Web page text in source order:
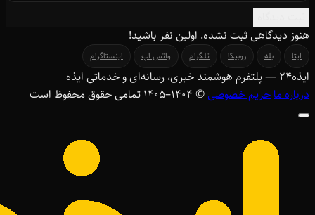
هنوز دیدگاهی ثبت نشده. اولین نفر باشید!
ایتا بله روبیکا تلگرام واتس اپ اینستاگرام
ایذه۲۴ — پلتفرم هوشمند خبری، رسانه‌ای و خدماتی ایذه
درباره ماحریم خصوصی© ۱۴۰۴–1405 تمامی حقوق محفوظ است